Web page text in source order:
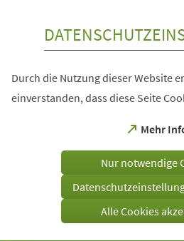
Durch die Nutzung dieser Website
einverstanden, dass diese Seite
Mehr
(Öffnet
einem
Tab)
Nur notwendige
Alle Cookies